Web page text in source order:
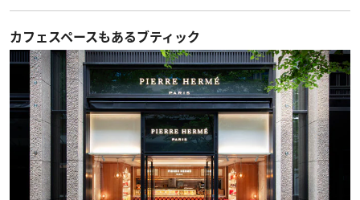
カフェスペースもあるブティック